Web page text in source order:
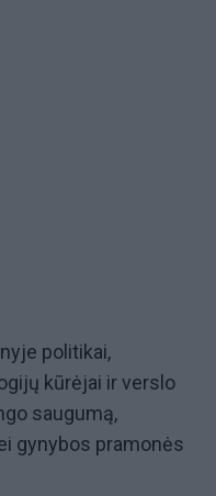
politikai,
kūrėjai ir verslo
saugumą,
gynybos pramonės